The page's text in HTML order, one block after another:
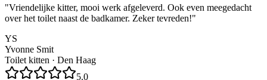
"Vriendelijke kitter, mooi werk afgeleverd. Ook even meegedacht
over het toilet naast de badkamer. Zeker tevreden!"
YS
Yvonne Smit
Toilet kitten · Den Haag
5.0